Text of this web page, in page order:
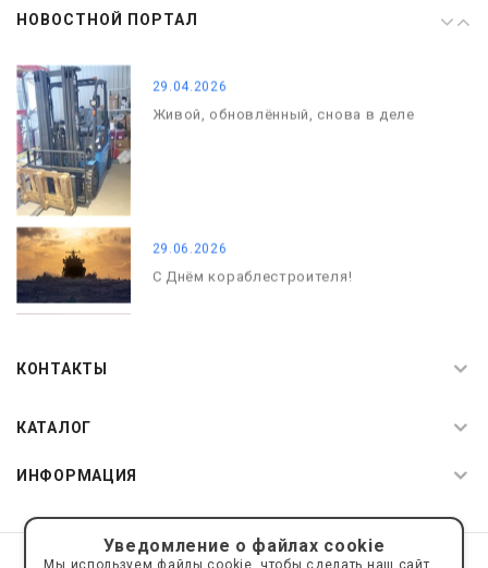
НОВОСТНОЙ ПОРТАЛС Днём Победы. Память, которая с
29.04.2026
Живой, обновлённый, снова в деле
29.06.2026
С Днём кораблестроителя!
КОНТАКТЫ
КАТАЛОГ
ИНФОРМАЦИЯ
© 2019—2026 Интернет пространство АкваРос sale@a-ros.ru
Уведомление о файлах cookie
Мы используем файлы cookie, чтобы сделать наш сайт